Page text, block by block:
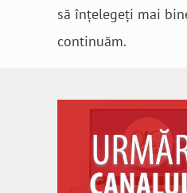
să înțelegeți mai
continuăm.